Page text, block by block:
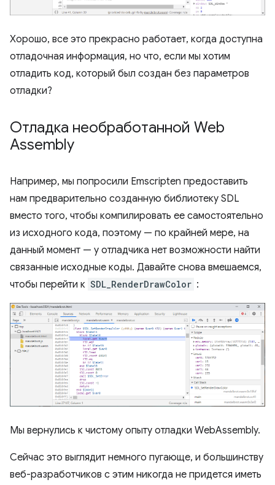
Хорошо, все это прекрасно работает, когда доступна
отладочная информация, но что, если мы хотим
отладить код, который был создан без параметров
отладки?
Отладка необработанной Web
Assembly
Например, мы попросили Emscripten предоставить
нам предварительно созданную библиотеку SDL
вместо того, чтобы компилировать ее самостоятельно
из исходного кода, поэтому — по крайней мере, на
данный момент — у отладчика нет возможности найти
связанные исходные коды. Давайте снова вмешаемся,
чтобы перейти к SDL_RenderDrawColor :
Мы вернулись к чистому опыту отладки WebAssembly.
Сейчас это выглядит немного пугающе, и большинству
веб-разработчиков с этим никогда не придется иметь